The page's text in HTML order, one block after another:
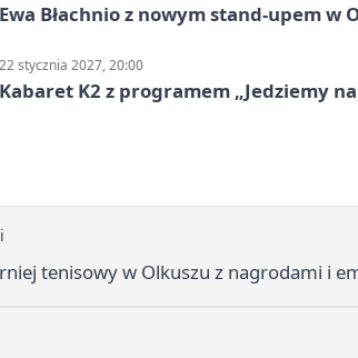
Ewa Błachnio z nowym stand-upem
22 stycznia 2027, 20:00
Kabaret K2 z programem „Jedziemy
tenisowy w Olkuszu z nagrodami i